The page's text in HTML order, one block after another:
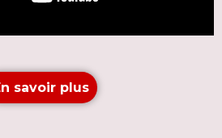
savoir plus